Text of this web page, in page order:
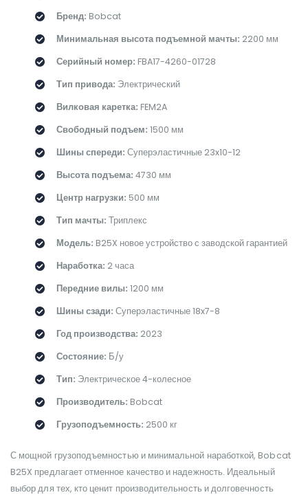
Бренд: Bobcat
Минимальная высота подъемной мачты: 2200 мм
Серийный номер: FBA17-4260-01728
Тип привода: Электрический
Вилковая каретка: FEM2A
Свободный подъем: 1500 мм
Шины спереди: Суперэластичные 23x10-12
Высота подъема: 4730 мм
Центр нагрузки: 500 мм
Тип мачты: Триплекс
Модель: B25X новое устройство с заводской гарантией
Наработка: 2 часа
Передние вилы: 1200 мм
Шины сзади: Суперэластичные 18x7-8
Год производства: 2023
Состояние: Б/у
Тип: Электрическое 4-колесное
Производитель: Bobcat
Грузоподъемность: 2500 кг
С мощной грузоподъемностью и минимальной наработкой, Bobcat
B25X предлагает отменное качество и надежность. Идеальный
выбор для тех, кто ценит производительность и долговечность